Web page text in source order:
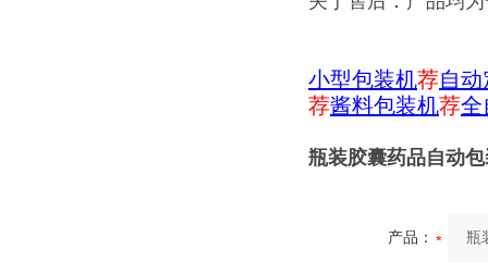
小型包装机荐自
荐酱料包装机荐全
瓶装胶囊药品自动
产品：